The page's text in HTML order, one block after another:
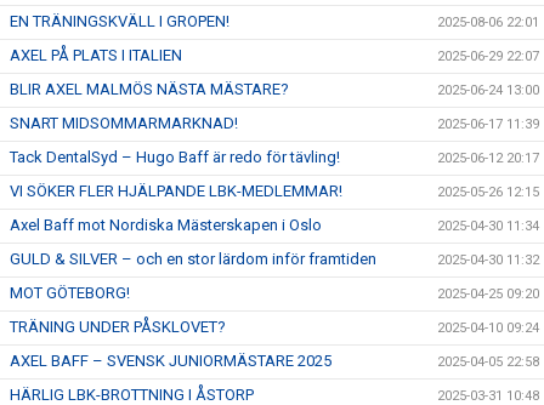
EN TRÄNINGSKVÄLL I GROPEN! 2025-08-06 22:01
AXEL PÅ PLATS I ITALIEN 2025-06-29 22:07
BLIR AXEL MALMÖS NÄSTA MÄSTARE? 2025-06-24 13:00
SNART MIDSOMMARMARKNAD! 2025-06-17 11:39
Tack DentalSyd – Hugo Baff är redo för tävling! 2025-06-12 20:17
VI SÖKER FLER HJÄLPANDE LBK-MEDLEMMAR! 2025-05-26 12:15
Axel Baff mot Nordiska Mästerskapen i Oslo 2025-04-30 11:34
GULD & SILVER – och en stor lärdom inför framtiden 2025-04-30 11:32
MOT GÖTEBORG! 2025-04-25 09:20
TRÄNING UNDER PÅSKLOVET? 2025-04-10 09:24
AXEL BAFF – SVENSK JUNIORMÄSTARE 2025 2025-04-05 22:58
HÄRLIG LBK-BROTTNING I ÅSTORP 2025-03-31 10:48